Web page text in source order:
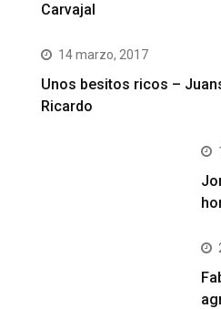
Carvajal
14 marzo, 2017
Unos besitos ricos –
Ricardo